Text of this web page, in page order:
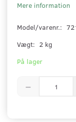
Mere information
Model/varenr.:
Vægt: 2 kg
På lager